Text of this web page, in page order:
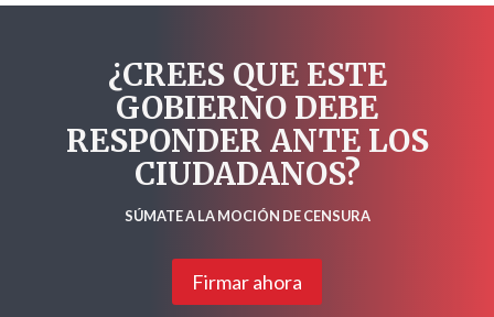
¿CREES QUE ESTE
GOBIERNO DEBE
RESPONDER ANTE LOS
CIUDADANOS?
SÚMATE A LA MOCIÓN DE CENSURA
Firmar ahora